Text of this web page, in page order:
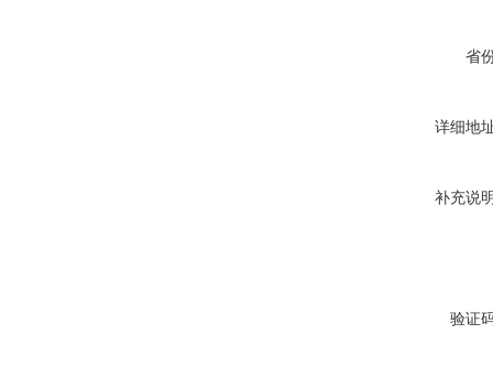
省
详细地
补充说
验证